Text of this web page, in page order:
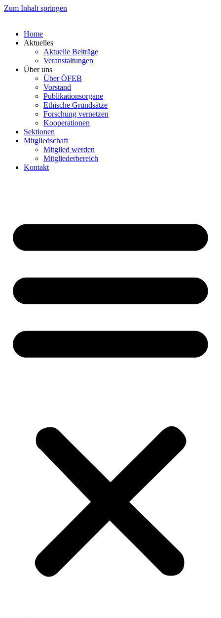
Zum Inhalt springen
Home
Aktuelles
Aktuelle Beiträge
Veranstaltungen
Über uns
Über ÖFEB
Vorstand
Publikationsorgane
Ethische Grundsätze
Forschung vernetzen
Kooperationen
Sektionen
Mitgliedschaft
Mitglied werden
Mitgliederbereich
Kontakt